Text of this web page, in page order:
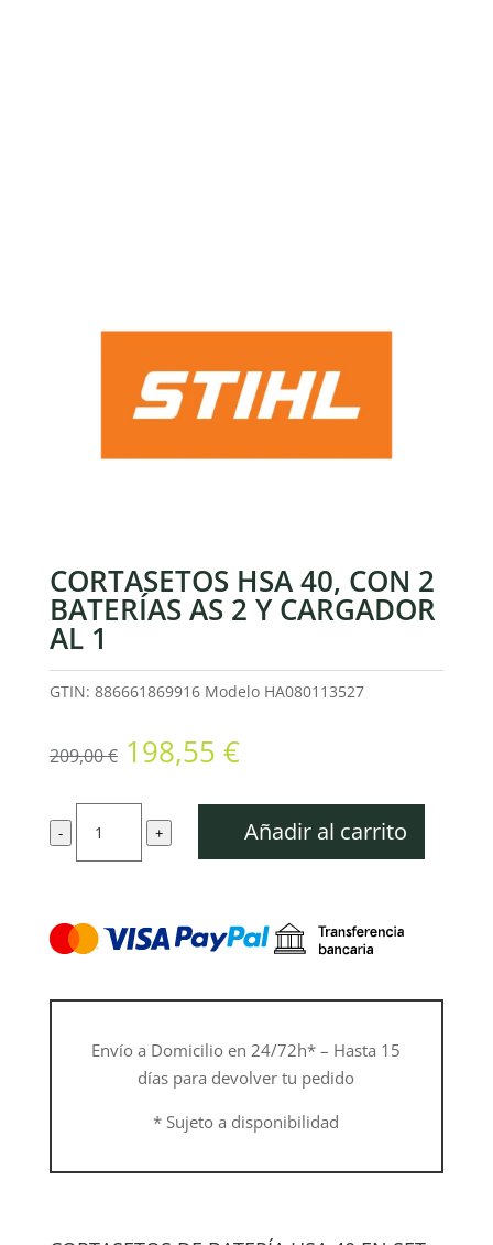
CORTASETOS HSA 40, CON 2
BATERÍAS AS 2 Y CARGADOR
AL 1
GTIN: 886661869916 Modelo HA080113527
209,00€ El
precio
original
era:
209,00 €.
198,55 €El
actual
es:
198,55 €.
-
Cortasetos
HSA
2
baterías
2
cargador
+ Añadir al carrito
Envío a Domicilio en 24/72h* – Hasta 15
días para devolver tu pedido
* Sujeto a disponibilidad